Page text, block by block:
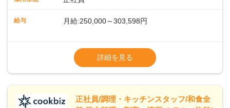
どのご利用が多数。18タイプのバンケットルームほか、朝食
烹みなと」などがあります。 ◆POINT◇◇ワークライフバラ
ンスがとりやすい♪育休産休、介護休暇などの制度も整ってお
スデー休暇や永年勤続休暇などの制度もあります。
給与 月給:250,000～303,598円
◎賞与／年2回（年2か月分支給）
※現在の給与・経験・スキルを考慮します
詳細を見る
正社員/調理・キッチンスタッフ/和食全